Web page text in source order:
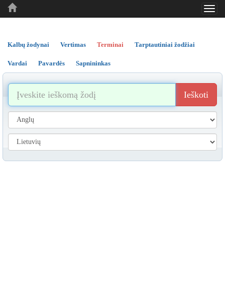
..
..
Kalbų žodynai Vertimas Terminai Tarptautiniai žodžiai
Vardai Pavardės Sapnininkas
Ieškoti